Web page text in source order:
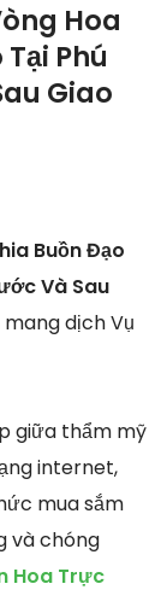
Hoa
Phú
Giao
Buồn Đạo
Và Sau
dịch Vụ
giữa thẩm mỹ
internet,
mua sắm
và chóng
Hoa Trực